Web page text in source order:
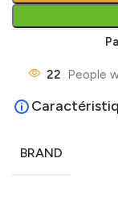
22 People
BRAND